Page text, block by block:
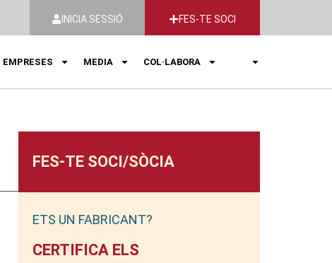
INICIA SESSIÓ FES-TE SOCI
EMPRESES MEDIA COL·LABORA
FES-TE SOCI/SÒCIA
ETS UN FABRICANT?
CERTIFICA ELS